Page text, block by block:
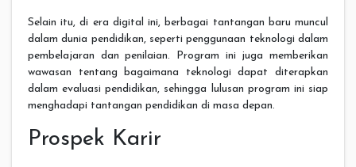
Selain itu, di era digital ini, berbagai tantangan baru muncul
dalam dunia pendidikan, seperti penggunaan teknologi dalam
pembelajaran dan penilaian. Program ini juga memberikan
wawasan tentang bagaimana teknologi dapat diterapkan
dalam evaluasi pendidikan, sehingga lulusan program ini siap
menghadapi tantangan pendidikan di masa depan.
Prospek Karir